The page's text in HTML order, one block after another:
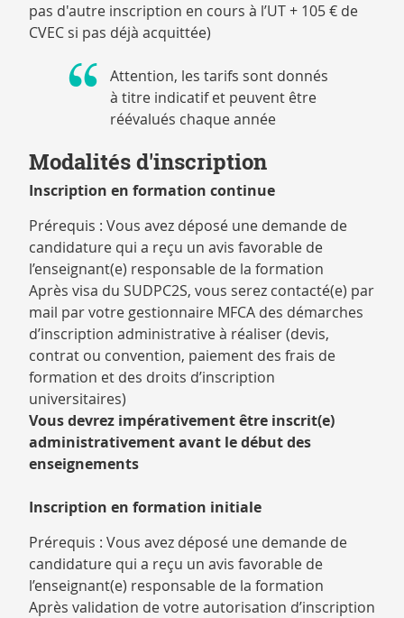
pas d'autre inscription en cours à l’UT + 105 € de
CVEC si pas déjà acquittée)
Attention, les tarifs sont donnés
à titre indicatif et peuvent être
réévalués chaque année
Modalités d'inscription
Inscription en formation continue
Prérequis : Vous avez déposé une demande de
candidature qui a reçu un avis favorable de
l’enseignant(e) responsable de la formation
Après visa du SUDPC2S, vous serez contacté(e) par
mail par votre gestionnaire MFCA des démarches
d’inscription administrative à réaliser (devis,
contrat ou convention, paiement des frais de
formation et des droits d’inscription
universitaires)
Vous devrez impérativement être inscrit(e)
administrativement avant le début des
enseignements
Inscription en formation initiale
Prérequis : Vous avez déposé une demande de
candidature qui a reçu un avis favorable de
l’enseignant(e) responsable de la formation
Après validation de votre autorisation d’inscription